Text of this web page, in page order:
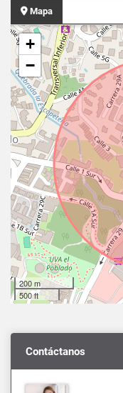
Mapa
+
−
200 m
500 ft
Contáctanos